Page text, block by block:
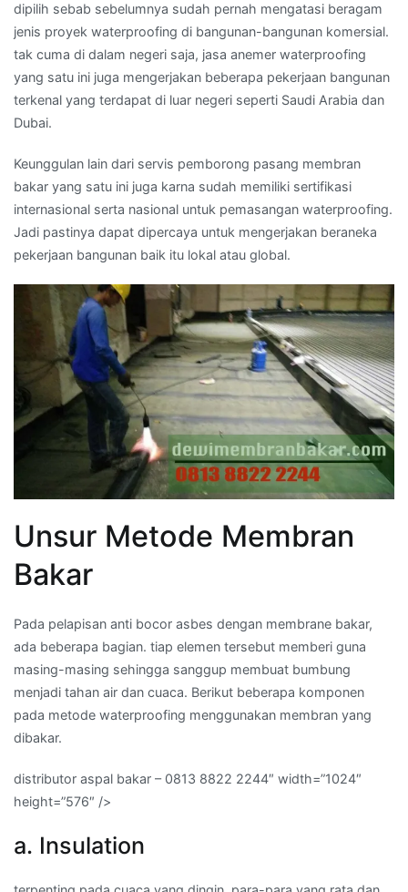
dipilih sebab sebelumnya sudah pernah mengatasi beragam
jenis proyek waterproofing di bangunan-bangunan komersial.
tak cuma di dalam negeri saja, jasa anemer waterproofing
yang satu ini juga mengerjakan beberapa pekerjaan bangunan
terkenal yang terdapat di luar negeri seperti Saudi Arabia dan
Dubai.
Keunggulan lain dari servis pemborong pasang membran
bakar yang satu ini juga karna sudah memiliki sertifikasi
internasional serta nasional untuk pemasangan waterproofing.
Jadi pastinya dapat dipercaya untuk mengerjakan beraneka
pekerjaan bangunan baik itu lokal atau global.
Unsur Metode Membran
Bakar
Pada pelapisan anti bocor asbes dengan membrane bakar,
ada beberapa bagian. tiap elemen tersebut memberi guna
masing-masing sehingga sanggup membuat bumbung
menjadi tahan air dan cuaca. Berikut beberapa komponen
pada metode waterproofing menggunakan membran yang
dibakar.
distributor aspal bakar – 0813 8822 2244″ width=”1024″
height=”576″ />
a. Insulation